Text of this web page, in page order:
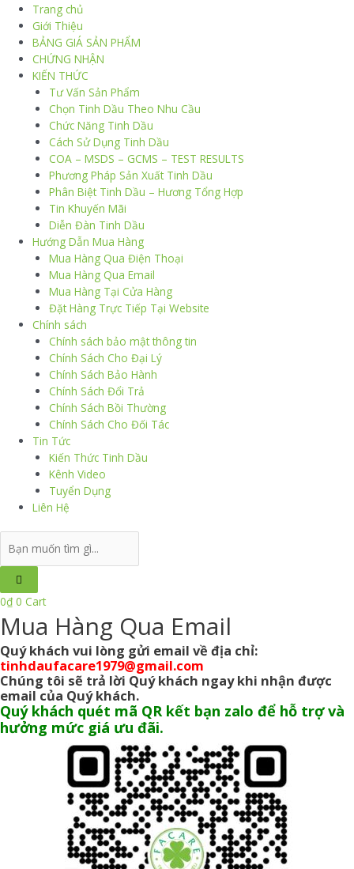
Trang chủ
Giới Thiệu
BẢNG GIÁ SẢN PHẨM
CHỨNG NHẬN
KIẾN THỨC
Tư Vấn Sản Phẩm
Chọn Tinh Dầu Theo Nhu Cầu
Chức Năng Tinh Dầu
Cách Sử Dụng Tinh Dầu
COA – MSDS – GCMS – TEST RESULTS
Phương Pháp Sản Xuất Tinh Dầu
Phân Biệt Tinh Dầu – Hương Tổng Hợp
Tin Khuyến Mãi
Diễn Đàn Tinh Dầu
Hướng Dẫn Mua Hàng
Mua Hàng Qua Điện Thoại
Mua Hàng Qua Email
Mua Hàng Tại Cửa Hàng
Đặt Hàng Trực Tiếp Tại Website
Chính sách
Chính sách bảo mật thông tin
Chính Sách Cho Đại Lý
Chính Sách Bảo Hành
Chính Sách Đổi Trả
Chính Sách Bồi Thường
Chính Sách Cho Đối Tác
Tin Tức
Kiến Thức Tinh Dầu
Kênh Video
Tuyển Dụng
Liên Hệ
0₫ 0 Cart
Mua Hàng Qua Email
Quý khách vui lòng gửi email về địa chỉ:
tinhdaufacare1979@gmail.com
Chúng tôi sẽ trả lời Quý khách ngay khi nhận được
email của Quý khách.
Quý khách quét mã QR kết bạn zalo để hỗ trợ và
hưởng mức giá ưu đãi.